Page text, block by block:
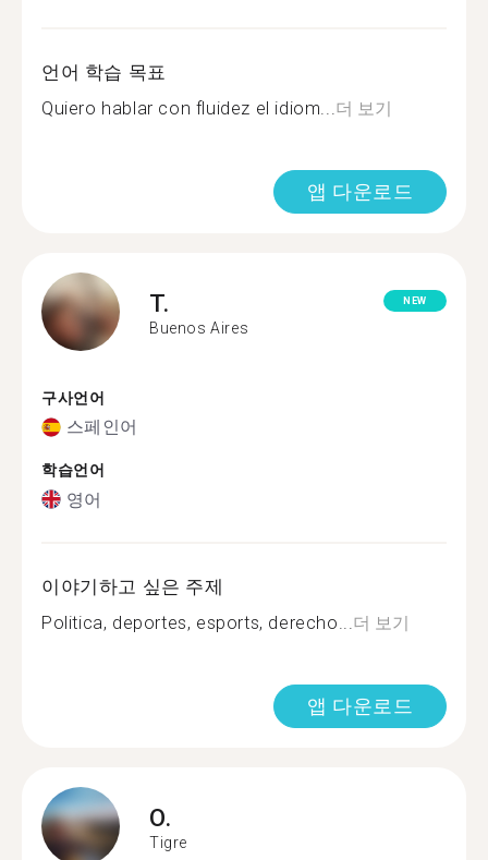
언어 학습 목표
Quiero hablar con fluidez el idiom... 더 보기
앱 다운로드
T.
Buenos Aires
NEW
구사언어
스페인어
학습언어
영어
이야기하고 싶은 주제
Politica, deportes, esports, derecho... 더 보기
앱 다운로드
O.
Tigre